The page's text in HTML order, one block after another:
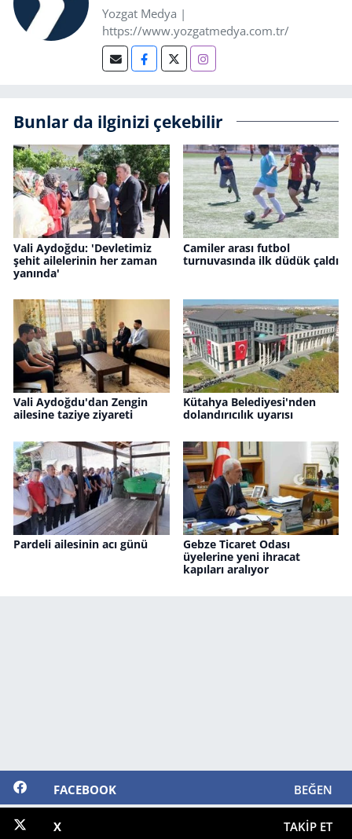
Yozgat Medya |
https://www.yozgatmedya.com.tr/
Bunlar da ilginizi çekebilir
Vali Aydoğdu: 'Devletimiz
şehit ailelerinin her zaman
yanında'
Camiler arası futbol
turnuvasında ilk düdük çaldı
Vali Aydoğdu'dan Zengin
ailesine taziye ziyareti
Kütahya Belediyesi'nden
dolandırıcılık uyarısı
Pardeli ailesinin acı günü
Gebze Ticaret Odası
üyelerine yeni ihracat
kapıları aralıyor
FACEBOOK BEĞEN
X TAKIP ET